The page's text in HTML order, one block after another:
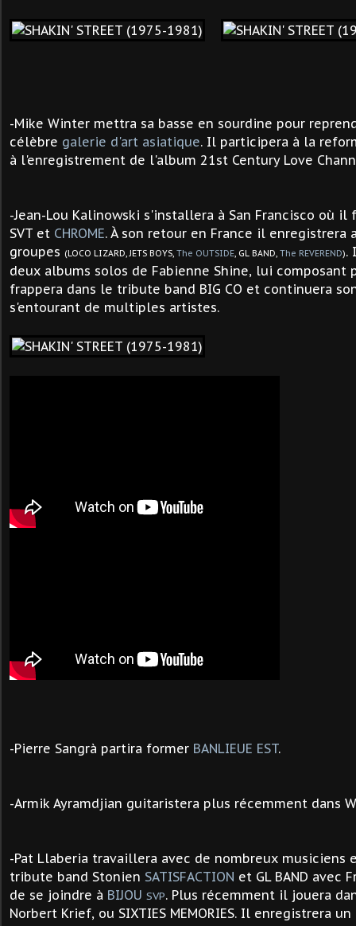
-Mike Winter mettra sa basse en sourdine pour
célèbre galerie d'art asiatique. Il participera à la
à l'enregistrement de l'album 21st Century Love
-Jean-Lou Kalinowski s'installera à San Francisco où il
SVT et CHROME. À son retour en France il enregistrera
groupes (LOCO LIZARD, JETS BOYS, The OUTSIDE, GL BAND, The REVEREND).
deux albums solos de Fabienne Shine, lui composant
frappera dans le tribute band BIG CO et continuera
s'entourant de multiples artistes.
-Pierre Sangrà partira former BANLIEUE EST.
-Armik Ayramdjian guitaristera plus récemment dans
-Pat Llaberia travaillera avec de nombreux musiciens
tribute band Stonien SATISFACTION et GL BAND avec
de se joindre à BIJOU SVP. Plus récemment il jouera
Norbert Krief, ou SIXTIES MEMORIES. Il enregistrera